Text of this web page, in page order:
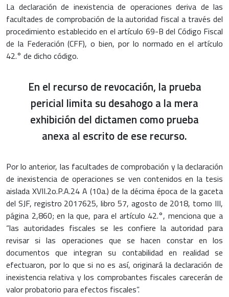
La declaración de inexistencia de operaciones deriva de las
facultades de comprobación de la autoridad fiscal a través del
procedimiento establecido en el artículo 69-B del Código Fiscal
de la Federación (CFF), o bien, por lo normado en el artículo
42.° de dicho código.
En el recurso de revocación, la prueba
pericial limita su desahogo a la mera
exhibición del dictamen como prueba
anexa al escrito de ese recurso.
Por lo anterior, las facultades de comprobación y la declaración
de inexistencia de operaciones se ven contenidos en la tesis
aislada XVII.2o.P.A.24 A (10a.) de la décima época de la gaceta
del SJF, registro 2017625, libro 57, agosto de 2018, tomo III,
página 2,860; en la que, para el artículo 42.°, menciona que a
“las autoridades fiscales se les confiere la autoridad para
revisar si las operaciones que se hacen constar en los
documentos que integran su contabilidad en realidad se
efectuaron, por lo que si no es así, originará la declaración de
inexistencia relativa y los comprobantes fiscales carecerán de
valor probatorio para efectos fiscales”.